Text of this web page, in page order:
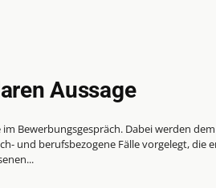
Aussage
im Bewerbungsgespräch. Dabei werden dem
und berufsbezogene Fälle vorgelegt, die